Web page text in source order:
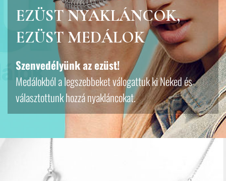
EZÜST NYAKLÁNCOK,
EZÜST MEDÁLOK
Szenvedélyünk az ezüst!
Medálokból a legszebbeket válogattuk ki Neked és
választottunk hozzá nyakláncokat.